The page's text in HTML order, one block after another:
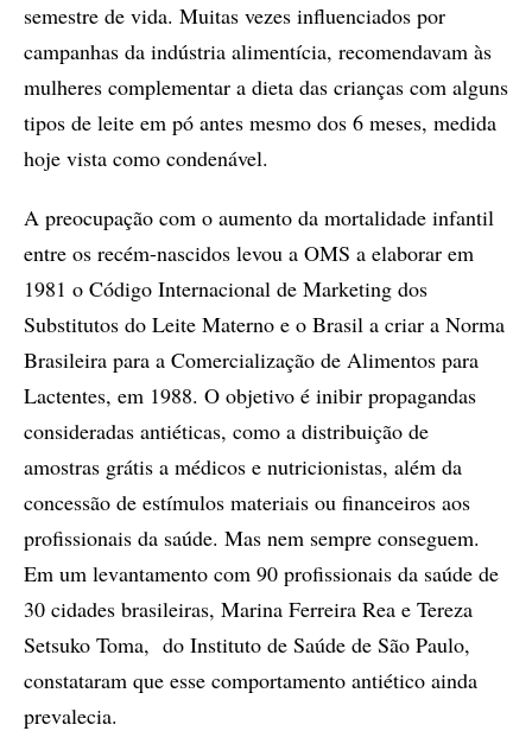
semestre de vida. Muitas vezes influenciados por
campanhas da indústria alimentícia, recomendavam às
mulheres complementar a dieta das crianças com alguns
tipos de leite em pó antes mesmo dos 6 meses, medida
hoje vista como condenável.
A preocupação com o aumento da mortalidade infantil
entre os recém-nascidos levou a OMS a elaborar em
1981 o Código Internacional de Marketing dos
Substitutos do Leite Materno e o Brasil a criar a Norma
Brasileira para a Comercialização de Alimentos para
Lactentes, em 1988. O objetivo é inibir propagandas
consideradas antiéticas, como a distribuição de
amostras grátis a médicos e nutricionistas, além da
concessão de estímulos materiais ou financeiros aos
profissionais da saúde. Mas nem sempre conseguem.
Em um levantamento com 90 profissionais da saúde de
30 cidades brasileiras, Marina Ferreira Rea e Tereza
Setsuko Toma, do Instituto de Saúde de São Paulo,
constataram que esse comportamento antiético ainda
prevalecia.